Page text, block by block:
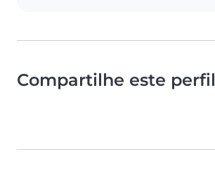
Compartilhe este perfil